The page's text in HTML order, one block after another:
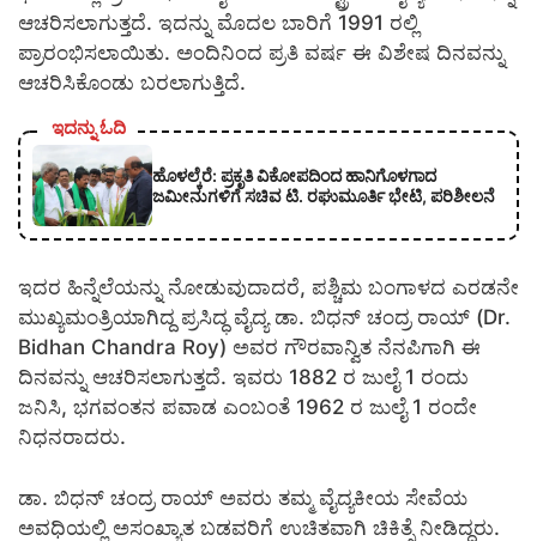
ಆಚರಿಸಲಾಗುತ್ತದೆ. ಇದನ್ನು ಮೊದಲ ಬಾರಿಗೆ 1991 ರಲ್ಲಿ
ಪ್ರಾರಂಭಿಸಲಾಯಿತು. ಅಂದಿನಿಂದ ಪ್ರತಿ ವರ್ಷ ಈ ವಿಶೇಷ ದಿನವನ್ನು
ಆಚರಿಸಿಕೊಂಡು ಬರಲಾಗುತ್ತಿದೆ.
ಇದನ್ನು ಓದಿ
ಹೊಳಲ್ಕೆರೆ: ಪ್ರಕೃತಿ ವಿಕೋಪದಿಂದ ಹಾನಿಗೊಳಗಾದ
ಜಮೀನುಗಳಿಗೆ ಸಚಿವ ಟಿ. ರಘುಮೂರ್ತಿ ಭೇಟಿ, ಪರಿಶೀಲನೆ
ಇದರ ಹಿನ್ನೆಲೆಯನ್ನು ನೋಡುವುದಾದರೆ, ಪಶ್ಚಿಮ ಬಂಗಾಳದ ಎರಡನೇ
ಮುಖ್ಯಮಂತ್ರಿಯಾಗಿದ್ದ ಪ್ರಸಿದ್ಧ ವೈದ್ಯ ಡಾ. ಬಿಧನ್ ಚಂದ್ರ ರಾಯ್ (Dr.
Bidhan Chandra Roy) ಅವರ ಗೌರವಾನ್ವಿತ ನೆನಪಿಗಾಗಿ ಈ
ದಿನವನ್ನು ಆಚರಿಸಲಾಗುತ್ತದೆ. ಇವರು 1882 ರ ಜುಲೈ 1 ರಂದು
ಜನಿಸಿ, ಭಗವಂತನ ಪವಾಡ ಎಂಬಂತೆ 1962 ರ ಜುಲೈ 1 ರಂದೇ
ನಿಧನರಾದರು.
ಡಾ. ಬಿಧನ್ ಚಂದ್ರ ರಾಯ್ ಅವರು ತಮ್ಮ ವೈದ್ಯಕೀಯ ಸೇವೆಯ
ಅವಧಿಯಲ್ಲಿ ಅಸಂಖ್ಯಾತ ಬಡವರಿಗೆ ಉಚಿತವಾಗಿ ಚಿಕಿತ್ಸೆ ನೀಡಿದ್ದರು.